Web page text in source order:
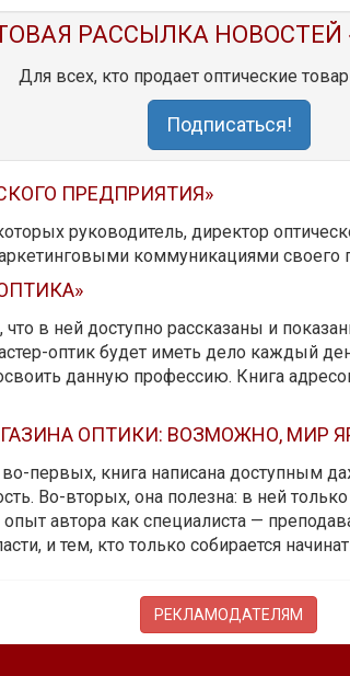
РАССЫЛКА НОВОСТЕЙ
Для всех, кто продает оптические
Подписаться!
ПРЕДПРИЯТИЯ»
руководитель, директор
коммуникациями своего
в ней доступно рассказаны и
оптик будет иметь дело каждый
данную профессию. Книга
ОПТИКИ: ВОЗМОЖНО, МИР
во-первых, книга написана доступным
Во-вторых, она полезна: в ней
автора как специалиста —
и тем, кто только собирается
РЕКЛАМОДАТЕЛЯМ